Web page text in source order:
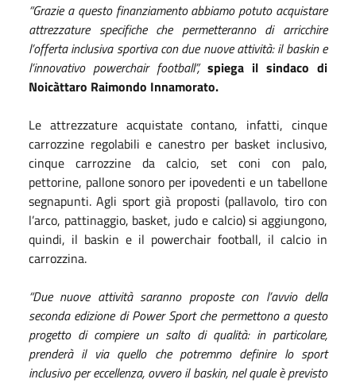
“Grazie a questo finanziamento abbiamo potuto acquistare
attrezzature specifiche che permetteranno di arricchire
l’offerta inclusiva sportiva con due nuove attività: il baskin e
l’innovativo powerchair football”, spiega il sindaco di
Noicàttaro Raimondo Innamorato.
Le attrezzature acquistate contano, infatti, cinque
carrozzine regolabili e canestro per basket inclusivo,
cinque carrozzine da calcio, set coni con palo,
pettorine, pallone sonoro per ipovedenti e un tabellone
segnapunti. Agli sport già proposti (pallavolo, tiro con
l’arco, pattinaggio, basket, judo e calcio) si aggiungono,
quindi, il baskin e il powerchair football, il calcio in
carrozzina.
“Due nuove attività saranno proposte con l’avvio della
seconda edizione di Power Sport che permettono a questo
progetto di compiere un salto di qualità: in particolare,
prenderà il via quello che potremmo definire lo sport
inclusivo per eccellenza, ovvero il baskin, nel quale è previsto